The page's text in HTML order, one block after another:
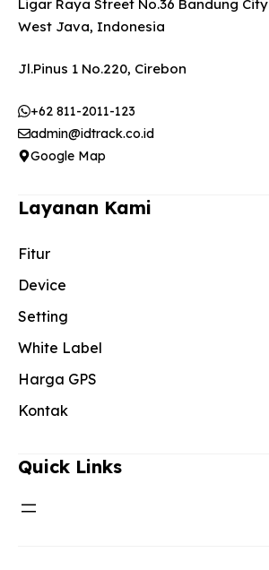
Ligar Raya Street No.36 Bandung City
West Java, Indonesia
Jl.Pinus 1 No.220, Cirebon
+62 811-2011-123
admin@idtrack.co.id
Google Map
Layanan Kami
Fitur
Device
Setting
White Label
Harga GPS
Kontak
Quick Links